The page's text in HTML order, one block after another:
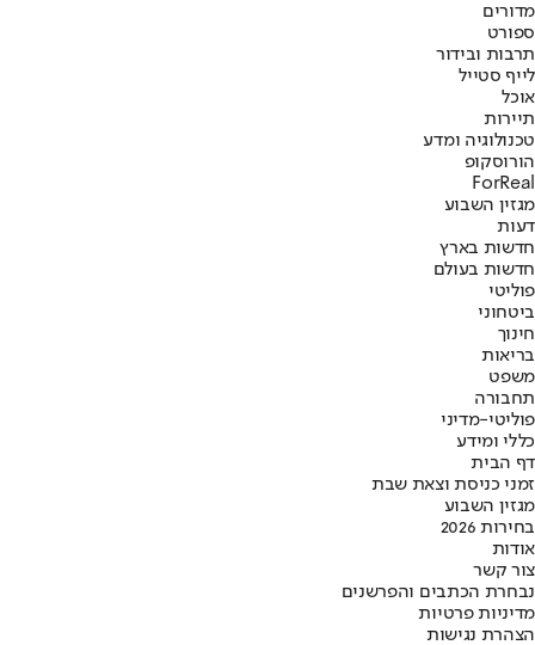
מדורים
ספורט
תרבות ובידור
לייף סטייל
אוכל
תיירות
טכנולוגיה ומדע
הורוסקופ
ForReal
מגזין השבוע
דעות
חדשות בארץ
חדשות בעולם
פוליטי
ביטחוני
חינוך
בריאות
משפט
תחבורה
פוליטי-מדיני
כללי ומידע
דף הבית
זמני כניסת וצאת שבת
מגזין השבוע
בחירות 2026
אודות
צור קשר
נבחרת הכתבים והפרשנים
מדיניות פרטיות
הצהרת נגישות